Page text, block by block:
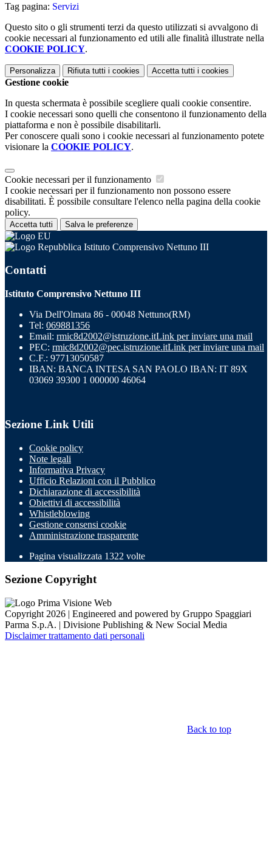
Tag pagina: Servizi
Questo sito o gli strumenti terzi da questo utilizzati si avvalgono di
cookie necessari al funzionamento ed utili alle finalità illustrate nella
COOKIE POLICY.
Personalizza Rifiuta tutti i cookies Accetta tutti i cookies
Gestione cookie
In questa schermata è possibile scegliere quali cookie consentire.
I cookie necessari sono quelli che consentono il funzionamento della
piattaforma e non è possibile disabilitarli.
Per conoscere quali sono i cookie necessari al funzionamento potete
visionare la COOKIE POLICY.
Cookie necessari per il funzionamento
I cookie necessari per il funzionamento non possono essere
disabilitati. È possibile consultare l'elenco nella pagina della cookie
policy.
Accetta tutti Salva le preferenze
Istituto Comprensivo Nettuno III
Contatti
Istituto Comprensivo Nettuno III
Via Dell'Olmata 86 - 00048 Nettuno(RM)
Tel: 069881356
Email: rmic8d2002@istruzione.itLink per inviare una mail
PEC: rmic8d2002@pec.istruzione.itLink per inviare una mail
C.F.: 97713050587
IBAN: BANCA INTESA SAN PAOLO IBAN: IT 89X
03069 39300 1 000000 46064
Sezione Link Utili
Cookie policy
Note legali
Informativa Privacy
Ufficio Relazioni con il Pubblico
Dichiarazione di accessibilità
Obiettivi di accessibilità
Whistleblowing
Gestione consensi cookie
Amministrazione trasparente
Pagina visualizzata 1322 volte
Sezione Copyright
Copyright 2026 | Engineered and powered by Gruppo Spaggiari
Parma S.p.A. | Divisione Publishing & New Social Media
Disclaimer trattamento dati personali
Back to top